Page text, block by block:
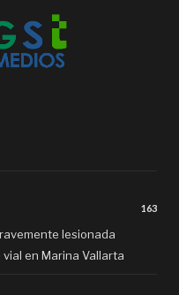
163
lesionada
en Marina Vallarta